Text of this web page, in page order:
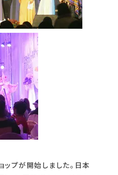
ップが開始しました。日本